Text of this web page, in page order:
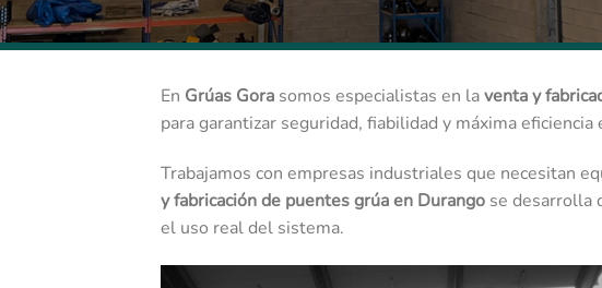
En Grúas Gora somos especialistas en laventa y
para garantizar seguridad, fiabilidad y máxima
Trabajamos con empresas industriales que necesitan
y fabricación de puentes grúa en Durango se desarrolla
el uso real del sistema.